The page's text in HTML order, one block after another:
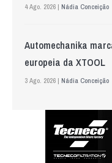
4 Ago. 2026 | Nádia Conceição
Automechanika
europeia da XTOOL
3 Ago. 2026 | Nádia Conceição